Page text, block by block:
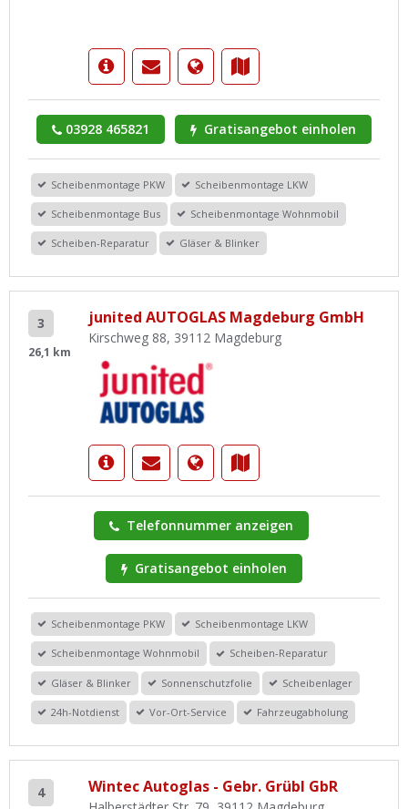
03928 465821 Gratisangebot einholen
Scheibenmontage PKW Scheibenmontage LKW
Scheibenmontage Bus Scheibenmontage Wohnmobil
Scheiben-Reparatur Gläser & Blinker
3
26,1 km
junited AUTOGLAS Magdeburg GmbH
Kirschweg 88, 39112 Magdeburg
Telefonnummer anzeigen
Gratisangebot einholen
Scheibenmontage PKW Scheibenmontage LKW
Scheibenmontage Wohnmobil Scheiben-Reparatur
Gläser & Blinker Sonnenschutzfolie Scheibenlager
24h-Notdienst Vor-Ort-Service Fahrzeugabholung
4 Wintec Autoglas - Gebr. Grübl GbR